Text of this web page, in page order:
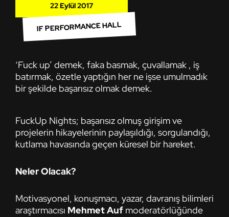
22 Eylül 2017
IF PERFORMANCE HALL
‘Fuck up’ demek, faka basmak, çuvallamak , iş
batırmak, özetle yaptığın her ne işse umulmadık
bir şekilde başarısız olmak demek.
FuckUp Nights; başarısız olmuş girişim ve
projelerin hikayelerinin paylaşıldığı, sorgulandığı,
kutlama havasında geçen küresel bir hareket.
Neler Olacak?
Motivasyonel, konuşmacı, yazar, davranış bilimleri
araştırmacısı Mehmet Auf moderatörlüğünde